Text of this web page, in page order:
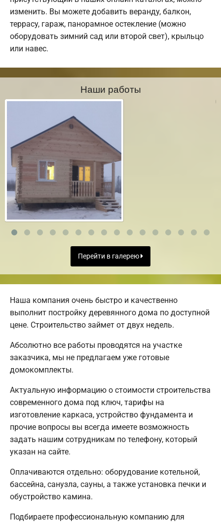
изменить. Вы можете добавить веранду, балкон,
террасу, гараж, панорамное остекление (можно
оборудовать зимний сад или второй свет), крыльцо
или навес.
Наши работы
Перейти в галерею
Наша компания очень быстро и качественно
выполнит постройку деревянного дома по доступной
цене. Строительство займет от двух недель.
Абсолютно все работы проводятся на участке
заказчика, мы не предлагаем уже готовые
домокомплекты.
Актуальную информацию о стоимости строительства
современного дома под ключ, тарифы на
изготовление каркаса, устройство фундамента и
прочие вопросы вы всегда имеете возможность
задать нашим сотрудникам по телефону, который
указан на сайте.
Оплачиваются отдельно: оборудование котельной,
бассейна, санузла, сауны, а также установка печки и
обустройство камина.
Подбираете профессиональную компанию для